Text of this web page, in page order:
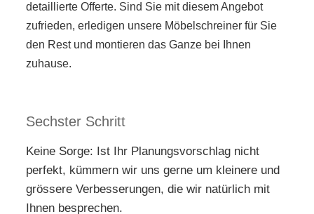
detaillierte Offerte. Sind Sie mit diesem Angebot
zufrieden, erledigen unsere Möbelschreiner für Sie
den Rest und montieren das Ganze bei Ihnen
zuhause.
Sechster Schritt
Keine Sorge: Ist Ihr Planungsvorschlag nicht
perfekt, kümmern wir uns gerne um kleinere und
grössere Verbesserungen, die wir natürlich mit
Ihnen besprechen.